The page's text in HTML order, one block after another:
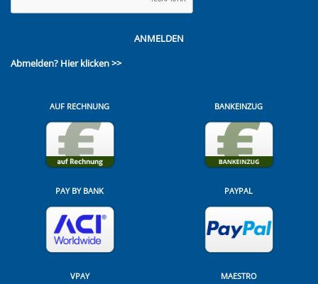
ANMELDEN
Abmelden? Hier klicken >>
AUF RECHNUNG BANKEINZUG
PAY BY BANK PAYPAL
VPAY MAESTRO